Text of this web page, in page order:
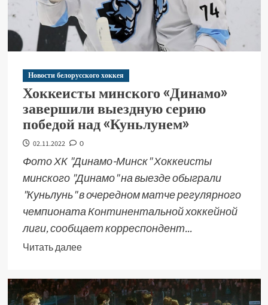
Новости белорусского хоккея
Хоккеисты минского «Динамо»
завершили выездную серию
победой над «Куньлунем»
02.11.2022 0
Фото ХК "Динамо-Минск" Хоккеисты
минского "Динамо" на выезде обыграли
"Куньлунь" в очередном матче регулярного
чемпионата Континентальной хоккейной
лиги, сообщает корреспондент...
Читать далее